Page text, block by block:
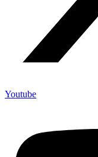
Youtube